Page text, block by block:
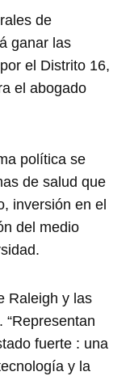
de
ganar las
el Distrito 16,
el abogado
política se
de salud que
inversión en el
del medio
Raleigh y las
fuerte : una
y la